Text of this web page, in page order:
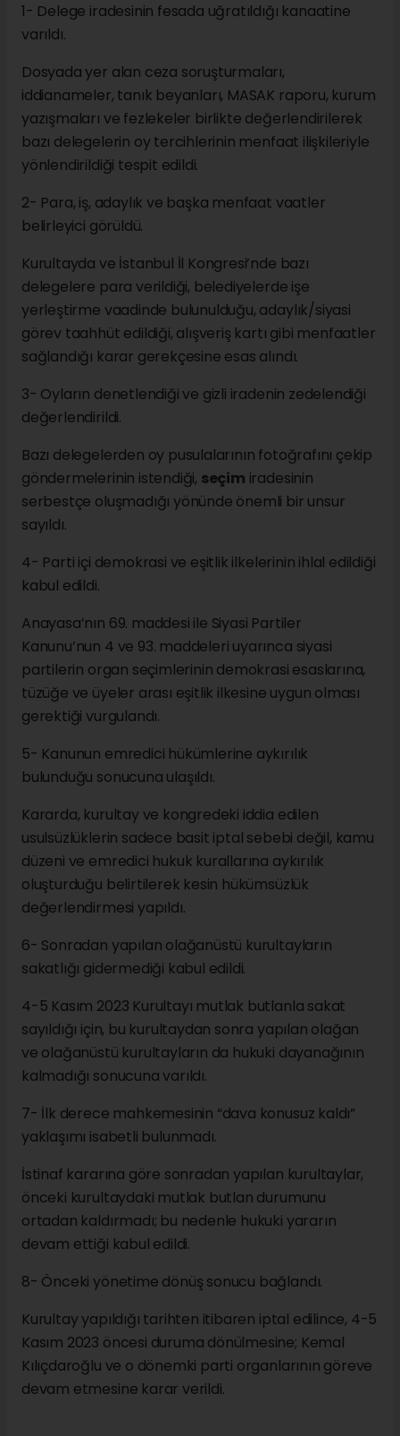
1- Delege iradesinin fesada uğratıldığı kanaatine
varıldı.
Dosyada yer alan ceza soruşturmaları,
iddianameler, tanık beyanları, MASAK raporu, kurum
yazışmaları ve fezlekeler birlikte değerlendirilerek
bazı delegelerin oy tercihlerinin menfaat ilişkileriyle
yönlendirildiği tespit edildi.
2- Para, iş, adaylık ve başka menfaat vaatler
belirleyici görüldü.
Kurultayda ve İstanbul İl Kongresi’nde bazı
delegelere para verildiği, belediyelerde işe
yerleştirme vaadinde bulunulduğu, adaylık/siyasi
görev taahhüt edildiği, alışveriş kartı gibi menfaatler
sağlandığı karar gerekçesine esas alındı.
3- Oyların denetlendiği ve gizli iradenin zedelendiği
değerlendirildi.
Bazı delegelerden oy pusulalarının fotoğrafını çekip
göndermelerinin istendiği, seçim iradesinin
serbestçe oluşmadığı yönünde önemli bir unsur
sayıldı.
4- Parti içi demokrasi ve eşitlik ilkelerinin ihlal edildiği
kabul edildi.
Anayasa’nın 69. maddesi ile Siyasi Partiler
Kanunu’nun 4 ve 93. maddeleri uyarınca siyasi
partilerin organ seçimlerinin demokrasi esaslarına,
tüzüğe ve üyeler arası eşitlik ilkesine uygun olması
gerektiği vurgulandı.
5- Kanunun emredici hükümlerine aykırılık
bulunduğu sonucuna ulaşıldı.
Kararda, kurultay ve kongredeki iddia edilen
usulsüzlüklerin sadece basit iptal sebebi değil, kamu
düzeni ve emredici hukuk kurallarına aykırılık
oluşturduğu belirtilerek kesin hükümsüzlük
değerlendirmesi yapıldı.
6- Sonradan yapılan olağanüstü kurultayların
sakatlığı gidermediği kabul edildi.
4-5 Kasım 2023 Kurultayı mutlak butlanla sakat
sayıldığı için, bu kurultaydan sonra yapılan olağan
ve olağanüstü kurultayların da hukuki dayanağının
kalmadığı sonucuna varıldı.
7- İlk derece mahkemesinin “dava konusuz kaldı”
yaklaşımı isabetli bulunmadı.
İstinaf kararına göre sonradan yapılan kurultaylar,
önceki kurultaydaki mutlak butlan durumunu
ortadan kaldırmadı; bu nedenle hukuki yararın
devam ettiği kabul edildi.
8- Önceki yönetime dönüş sonucu bağlandı.
Kurultay yapıldığı tarihten itibaren iptal edilince, 4-5
Kasım 2023 öncesi duruma dönülmesine; Kemal
Kılıçdaroğlu ve o dönemki parti organlarının göreve
devam etmesine karar verildi.